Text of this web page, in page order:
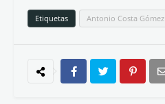
Etiquetas Antonio Costa Gómez